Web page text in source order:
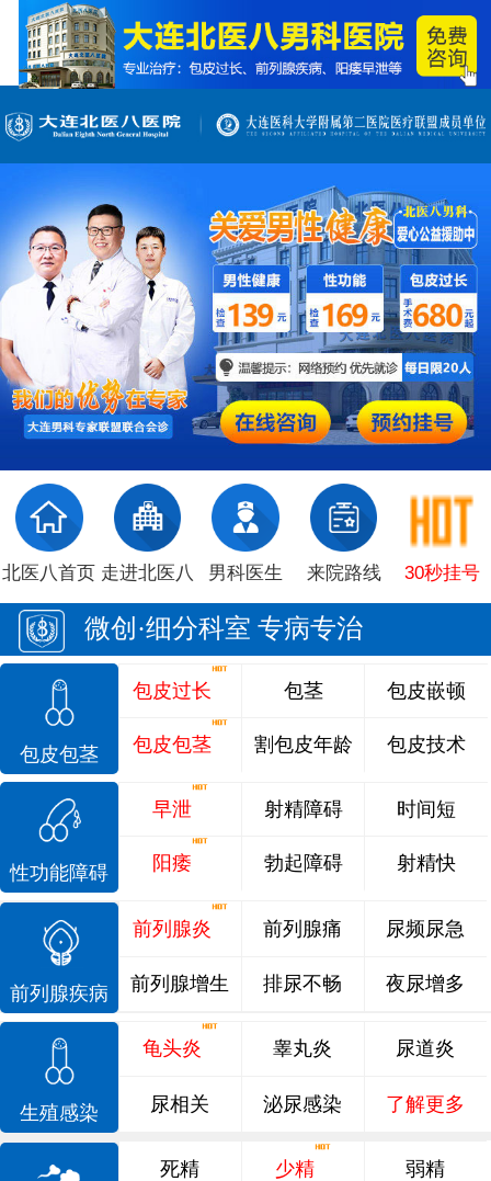
北医八首页 走进北医八 男科医生 来院路线 30秒挂号
微创·细分科室 专病专治
包皮包茎
包皮过长
包皮包茎
包茎
割包皮年龄
包皮嵌顿
包皮技术
性功能障碍
早泄
阳痿
射精障碍
勃起障碍
时间短
射精快
前列腺疾病
前列腺炎 前列腺痛 尿频尿急
前列腺增生 排尿不畅 夜尿增多
生殖感染
龟头炎 睾丸炎 尿道炎
尿相关 泌尿感染 了解更多
死精 少精 弱精